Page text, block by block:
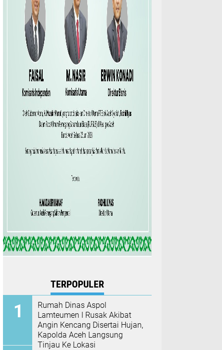
TERPOPULER
Rumah Dinas Aspol
Lamteumen I Rusak Akibat
Angin Kencang Disertai Hujan,
Kapolda Aceh Langsung
Tinjau Ke Lokasi